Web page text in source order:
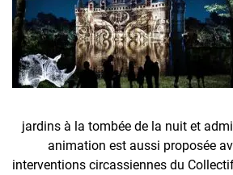
jardins à la tombée de la nuit et
animation est aussi proposée
interventions circassiennes du